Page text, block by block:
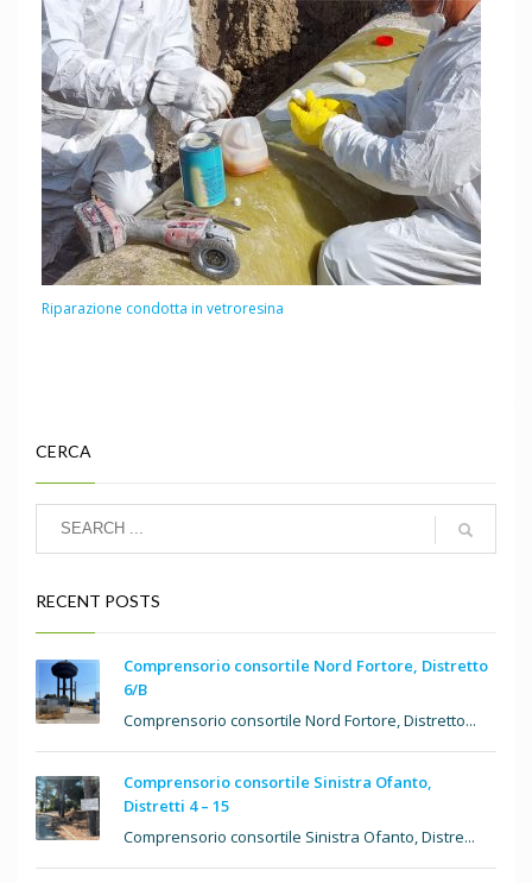
Riparazione condotta in vetroresina
CERCA
RECENT POSTS
Comprensorio consortile Nord Fortore, Distretto
6/B
Comprensorio consortile Nord Fortore, Distretto...
Comprensorio consortile Sinistra Ofanto,
Distretti 4 – 15
Comprensorio consortile Sinistra Ofanto, Distre...